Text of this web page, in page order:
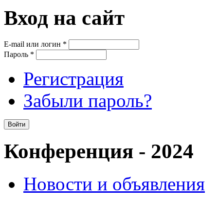
Вход на сайт
E-mail или логин *
Пароль *
Регистрация
Забыли пароль?
Конференция - 2024
Новости и объявления